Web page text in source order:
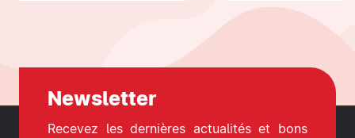
Newsletter
Recevez les dernières actualités et bons